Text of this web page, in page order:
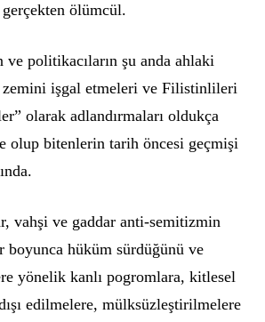
ölümcül.
politikacıların şu anda ahlaki
zemini işgal etmeleri ve Filistinlileri
olarak adlandırmaları oldukça
olup bitenlerin tarih öncesi geçmişi
nda.
vahşi ve gaddar anti-semitizmin
boyunca hüküm sürdüğünü ve
yönelik kanlı pogromlara, kitlesel
edilmelere, mülksüzleştirilmelere